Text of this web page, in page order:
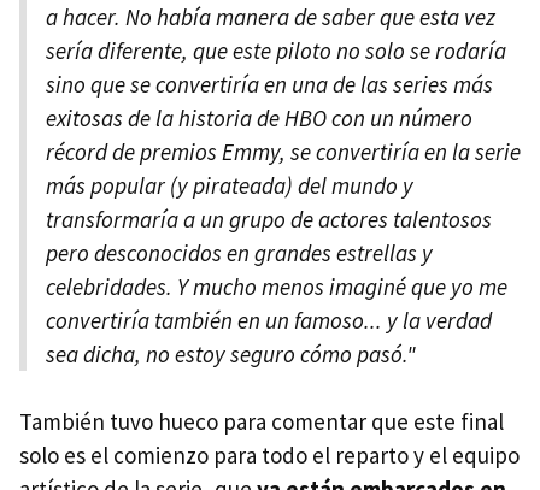
a hacer. No había manera de saber que esta vez
sería diferente, que este piloto no solo se rodaría
sino que se convertiría en una de las series más
exitosas de la historia de HBO con un número
récord de premios Emmy, se convertiría en la serie
más popular (y pirateada) del mundo y
transformaría a un grupo de actores talentosos
pero desconocidos en grandes estrellas y
celebridades. Y mucho menos imaginé que yo me
convertiría también en un famoso... y la verdad
sea dicha, no estoy seguro cómo pasó."
También tuvo hueco para comentar que este final
solo es el comienzo para todo el reparto y el equipo